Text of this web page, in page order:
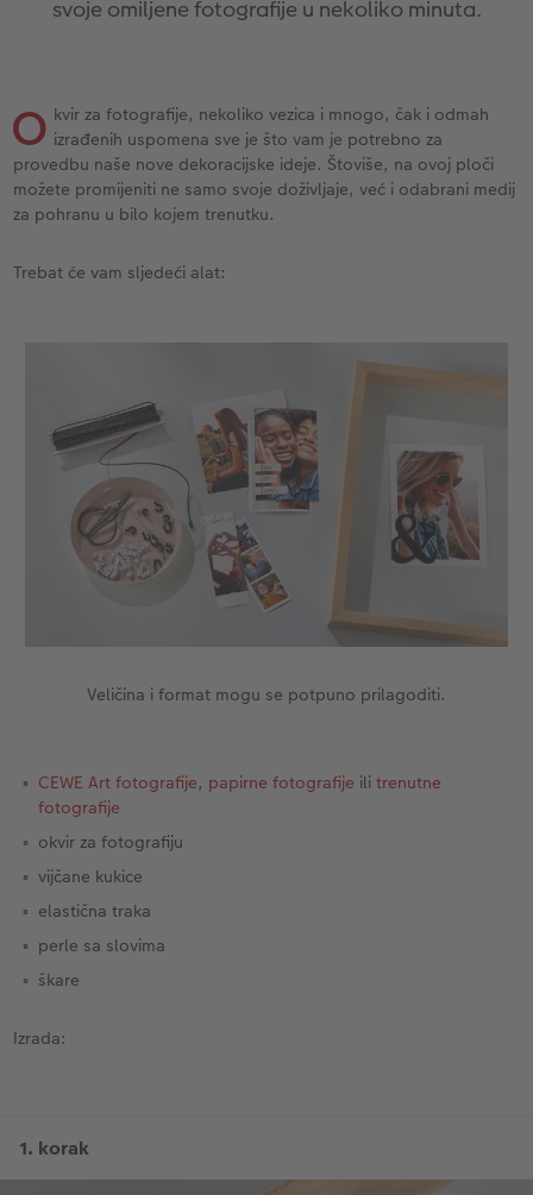
Ovako funkcionira
Art Collection
Dodaci
Natur fotografije
Premium poster
Art fotografije
Fotonaljepnica
CEWE TRENUTNI ISPIS FOTOGRAFIJA
Trenutna izrada naljepnica
Dodaci
Alu fotografija s direktnim ispisom
Fotografija na Forexu
Ploča dobrodošlice za vjenčanje
Višedijelne zidne dekoracije
Foto kolaži
Foto vrpca
XXL Retro fotografija
Čestitke
Školski i pisaći pribori
Poklon fotokutije
CEWE FOTOKNJIGA Kids
Jedinstvene ideje za poklone
Putovanje
Vjenčanje
svoje omiljene fotografije u nekoliko minuta.
O kvir za fotografije, nekoliko vezica i mnogo, čak i odmah
izrađenih uspomena sve je što vam je potrebno za
provedbu naše nove dekoracijske ideje. Štoviše, na ovoj ploči
možete promijeniti ne samo svoje doživljaje, već i odabrani medij
za pohranu u bilo kojem trenutku.
Trebat će vam sljedeći alat:
Veličina i format mogu se potpuno prilagoditi.
CEWE Art fotografije, papirne fotografije ilitrenutne
fotografije
okvir za fotografiju
vijčane kukice
elastična traka
perle sa slovima
škare
Izrada: